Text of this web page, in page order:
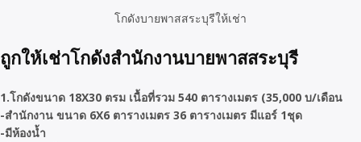
โกดังบายพาสสระบุรีให้เช่า
ถูกให้เช่าโกดังสำนักงานบายพาสสระบุรี
1.โกดังขนาด 18X30 ตรม เนื้อที่รวม 540 ตารางเมตร (35,000 บ/เดือน
-สำนักงาน ขนาด 6X6 ตารางเมตร 36 ตารางเมตร มีแอร์ 1ชุด
-มีห้องน้ำ